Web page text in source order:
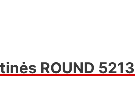
ROUND 5213